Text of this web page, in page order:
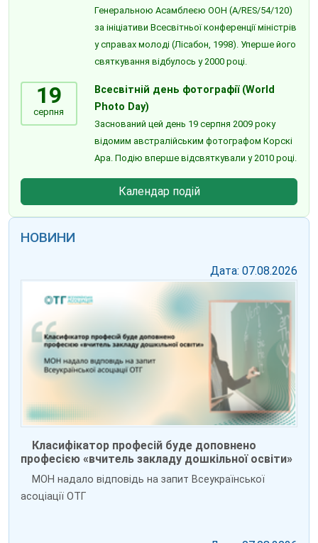
Генеральною Асамблеєю ООН (A/RES/54/120)
за ініціативи Всесвітньої конференції міністрів
у справах молоді (Лісабон, 1998). Уперше його
святкування відбулось у 2000 році.
19
серпня
Всесвітній день фотографії (World
Photo Day)
Заснований цей день 19 серпня 2009 року
відомим австралійським фотографом Корскі
Ара. Подію вперше відсвяткували у 2010 році.
Календар подій
НОВИНИ
Дата: 07.08.2026
Класифікатор професій буде доповнено
професією «вчитель закладу дошкільної освіти»
МОН надало відповідь на запит Всеукраїнської
асоціації ОТГ